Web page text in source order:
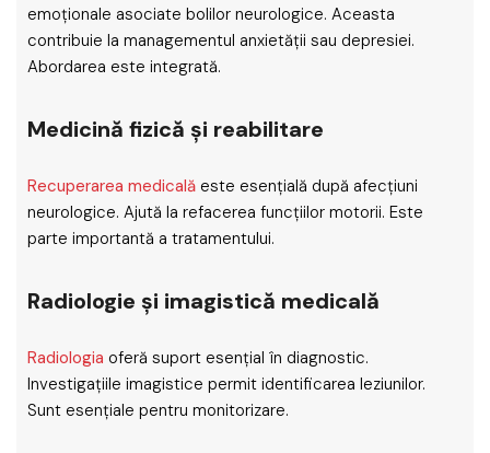
emoționale asociate bolilor neurologice. Aceasta
contribuie la managementul anxietății sau depresiei.
Abordarea este integrată.
Medicină fizică și reabilitare
Recuperarea medicală este esențială după afecțiuni
neurologice. Ajută la refacerea funcțiilor motorii. Este
parte importantă a tratamentului.
Radiologie și imagistică medicală
Radiologia oferă suport esențial în diagnostic.
Investigațiile imagistice permit identificarea leziunilor.
Sunt esențiale pentru monitorizare.